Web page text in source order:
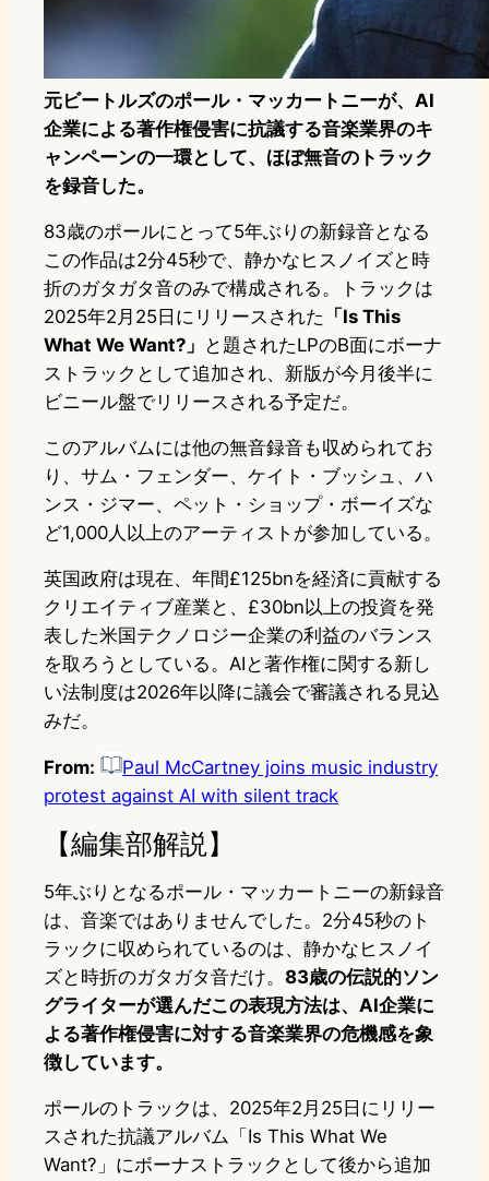
元ビートルズのポール・マッカートニーが、AI
企業による著作権侵害に抗議する音楽業界のキ
ャンペーンの一環として、ほぼ無音のトラック
を録音した。
83歳のポールにとって5年ぶりの新録音となる
この作品は2分45秒で、静かなヒスノイズと時
折のガタガタ音のみで構成される。トラックは
2025年2月25日にリリースされた 「Is This
What We Want?」 と題されたLPのB面にボーナ
ストラックとして追加され、新版が今月後半に
ビニール盤でリリースされる予定だ。
このアルバムには他の無音録音も収められてお
り、サム・フェンダー、ケイト・ブッシュ、ハ
ンス・ジマー、ペット・ショップ・ボーイズな
ど1,000人以上のアーティストが参加している。
英国政府は現在、年間£125bnを経済に貢献する
クリエイティブ産業と、£30bn以上の投資を発
表した米国テクノロジー企業の利益のバランス
を取ろうとしている。AIと著作権に関する新し
い法制度は2026年以降に議会で審議される見込
みだ。
From:
Paul McCartney joins music industry
protest against AI with silent track
【編集部解説】
5年ぶりとなるポール・マッカートニーの新録音
は、音楽ではありませんでした。2分45秒のト
ラックに収められているのは、静かなヒスノイ
ズと時折のガタガタ音だけ。 83歳の伝説的ソン
グライターが選んだこの表現方法は、AI企業に
よる著作権侵害に対する音楽業界の危機感を象
徴しています。
ポールのトラックは、2025年2月25日にリリー
スされた抗議アルバム「Is This What We
Want?」にボーナストラックとして後から追加